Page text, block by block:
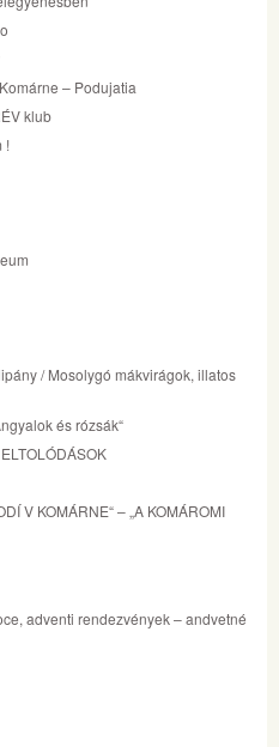
– Podujatia
klub
!
/ Mosolygó mákvirágok, illatos
és rózsák“
V KOMÁRNE“ – „A KOMÁROMI
adventi rendezvények – andvetné